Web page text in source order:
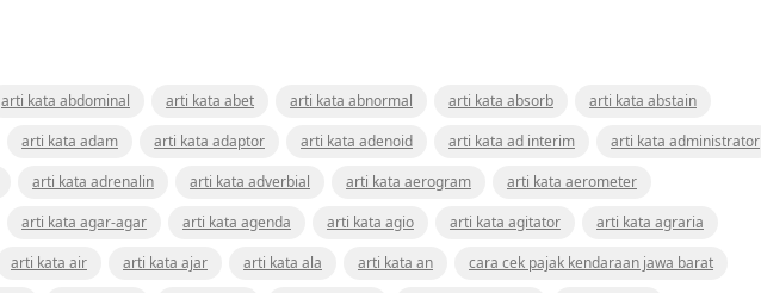
arti kata abdominal arti kata abet arti kata abnormal arti kata absorb
arti kata abstain
arti kata adam arti kata adaptor arti kata adenoid arti kata ad interim
arti kata administrator
arti kata adrenalin arti kata adverbial arti kata aerogram
arti kata aerometer
arti kata agar-agar arti kata agenda arti kata agio arti kata agitator
arti kata agraria
arti kata air arti kata ajar arti kata ala arti kata an
cara cek pajak kendaraan jawa barat